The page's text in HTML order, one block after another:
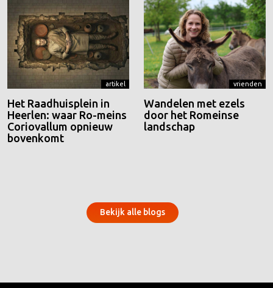
artikel
Het Raadhuisplein in
Heerlen: waar Ro-meins
Coriovallum opnieuw
bovenkomt
vrienden
Wandelen met ezels
door het Romeinse
landschap
Bekijk alle blogs